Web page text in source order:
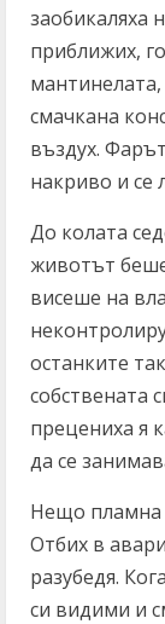
заобикаляха
приближих,
смачкана
въздух.
накриво и се
До колата
животът
висеше на
останките
собствената
прецениха я
да се
Нещо пламна
Отбих в
разубедя.
си видими и